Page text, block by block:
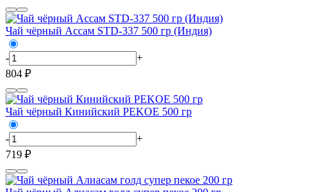
Чай чёрный Ассам STD-337 500 гр (Индия)
-
+
804 ₽
Чай чёрный Кинийский PEKOE 500 гр
-
+
719 ₽